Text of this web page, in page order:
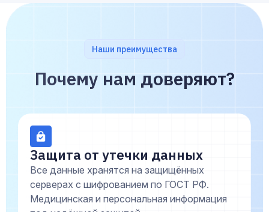
Наши преимущества
Почему нам доверяют?
Защита от утечки данных
Все данные хранятся на защищённых
серверах с шифрованием по ГОСТ РФ.
Медицинская и персональная информация